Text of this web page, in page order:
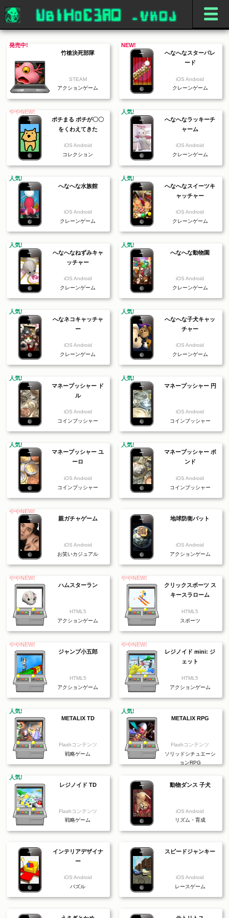
発売中!
竹槍決死部隊
STEAM
アクションゲーム
NEW!
へなへなスターパレ
ード
iOS Android
クレーンゲーム
ややNEW!
ポチまる ポチが〇〇
をくわえてきた
iOS Android
コレクション
人気!
へなへなラッキーチ
ャーム
iOS Android
クレーンゲーム
人気!
へなへな水族館
iOS Android
クレーンゲーム
人気!
へなへなスイーツキ
ャッチャー
iOS Android
クレーンゲーム
人気!
へなへなねずみキャ
ッチャー
iOS Android
クレーンゲーム
人気!
へなへな動物園
iOS Android
クレーンゲーム
人気!
へなネコキャッチャ
ー
iOS Android
クレーンゲーム
人気!
へなへな子犬キャッ
チャー
iOS Android
クレーンゲーム
人気!
マネープッシャー ド
ル
iOS Android
コインプッシャー
人気!
マネープッシャー 円
iOS Android
コインプッシャー
人気!
マネープッシャー ユ
ーロ
iOS Android
コインプッシャー
人気!
マネープッシャー ポ
ンド
iOS Android
コインプッシャー
ややNEW!
親ガチャゲーム
iOS Android
お笑いカジュアル
地球防衛バット
iOS Android
アクションゲーム
ややNEW!
ハムスターラン
HTML5
アクションゲーム
ややNEW!
クリックスポーツ ス
キースラローム
HTML5
スポーツ
ややNEW!
ジャンプ小五郎
HTML5
アクションゲーム
ややNEW!
レジノイド mini: ジ
ェット
HTML5
アクションゲーム
人気!
METALIX TD
Flashコンテンツ
戦略ゲーム
人気!
METALIX RPG
Flashコンテンツ
ソリッドシチュエーシ
ョンRPG
人気!
レジノイド TD
Flashコンテンツ
戦略ゲーム
動物ダンス 子犬
iOS Android
リズム・育成
インテリアデザイナ
ー
iOS Android
パズル
スピードジャンキー
iOS Android
レースゲーム